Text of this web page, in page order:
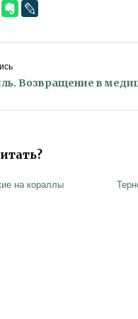
Возвращение в
на кораллы